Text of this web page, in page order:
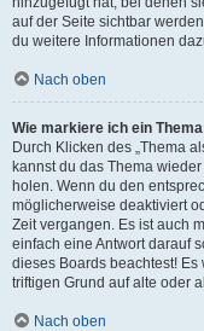
auf der Seite sichtbar
du weitere Informationen
Nach oben
Wie markiere ich ein
Durch Klicken des „Thema
kannst du das Thema
holen. Wenn du den
möglicherweise deaktiviert
Zeit vergangen. Es ist auch
einfach eine Antwort darauf
dieses Boards beachtest!
triftigen Grund auf alte oder
Nach oben